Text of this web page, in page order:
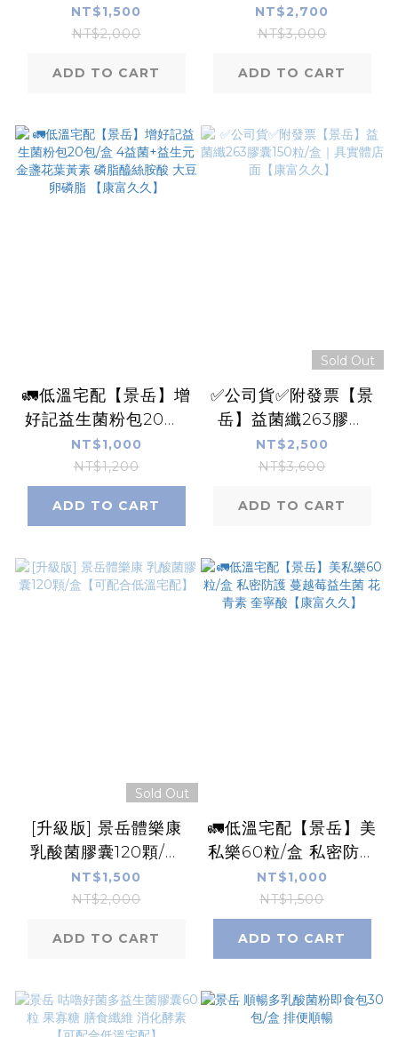
盒【可配合低溫宅配】
NT$1,500
NT$2,000
ADD TO CART
加強版 (低溫宅配) 樂
亦康
NT$2,700
NT$3,000
ADD TO CART
🚛低溫宅配【景岳】增
好記益生菌粉包20包/
盒 4益菌+益生元 金盞
花葉黃素 磷脂醯絲胺
酸 大豆卵磷脂 【康富
久久】
NT$1,000
NT$1,200
ADD TO CART
Sold Out
✅公司貨✅附發票【景
岳】益菌纖263膠囊
150粒/盒｜具實體店面
【康富久久】
NT$2,500
NT$3,600
ADD TO CART
Sold Out
[升級版] 景岳體樂康
乳酸菌膠囊120顆/盒
【可配合低溫宅配】
NT$1,500
NT$2,000
ADD TO CART
🚛低溫宅配【景岳】美
私樂60粒/盒 私密防護
蔓越莓益生菌 花青素
奎寧酸【康富久久】
NT$1,000
NT$1,500
ADD TO CART